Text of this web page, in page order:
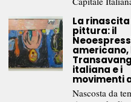
rimozione del materiale
L’intero contenuto di
copyright.
©2026
La
pittura: il
americano,
italiana e i
movimenti
Nascosta da